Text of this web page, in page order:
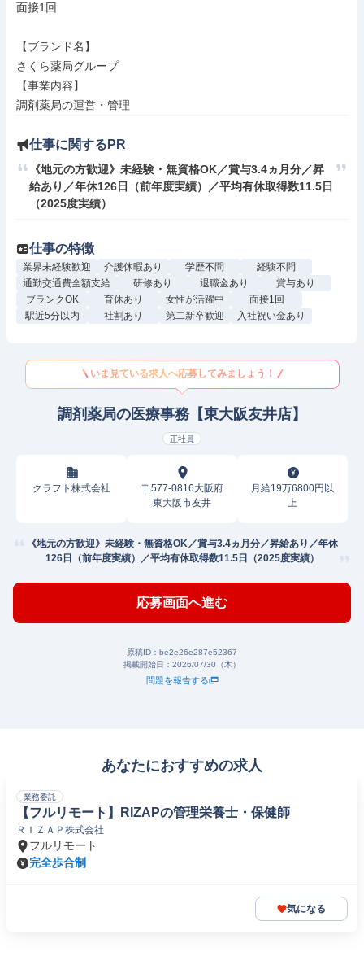
面接1回
【ブランド名】
さくら薬局グループ
【事業内容】
調剤薬局の運営・管理
仕事に関するPR
《地元の方歓迎》未経験・無資格OK／賞与3.4ヵ月分／昇
給あり／年休126日（前年度実績）／平均有休取得数11.5日
（2025度実績）
仕事の特徴
業界未経験歓迎 介護休暇あり 学歴不問
経験不問
通勤交通費全額支給
研修あり 退職金あり
賞与あり
ブランクOK
育休あり 女性が活躍中
面接1回
駅近5分以内
社割あり 第二新卒歓迎 入社祝い金あり
いま見ている求人へ応募してみましょう！
調剤薬局の医療事務【東大阪友井店】
正社員
クラフト株式会社
〒577-0816大阪府
東大阪市友井
月給19万6800円以
上
《地元の方歓迎》未経験・無資格OK／賞与3.4ヵ月分／昇給あり／年休
126日（前年度実績）／平均有休取得数11.5日（2025度実績）
応募画面へ進む
原稿ID： be2e26e287e52367
掲載開始日： 2026/07/30（木）
問題を報告する
あなたにおすすめの求人
業務委託
【フルリモート】RIZAPの管理栄養士・保健師
ＲＩＺＡＰ株式会社
フルリモート
完全歩合制
気になる